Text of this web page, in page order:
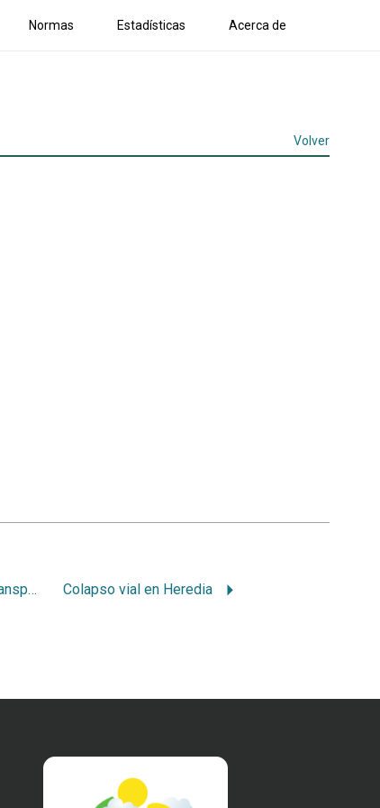
Normas Estadísticas Acerca de
Volver
Sólo tenemos una vía transporte colectivo y alternativo Colapso vial en Heredia